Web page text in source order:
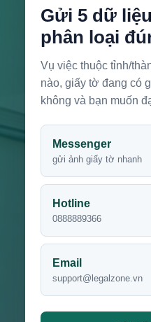
Gửi 5 dữ
phân loại
Vụ việc thuộc tỉnh/
nào, giấy tờ đang có
không và bạn muốn
Messenger
gửi ảnh giấy tờ nhanh
Hotline
0888889366
Email
support@legalzone.vn